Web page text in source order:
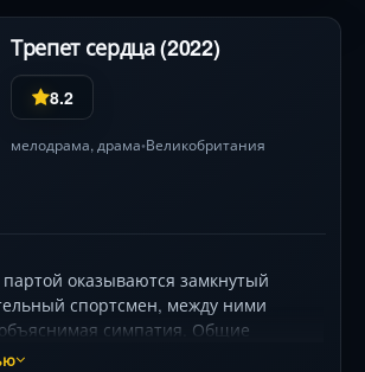
Трепет сердца (2022)
8.2
мелодрама, драма•Великобритания
партой оказываются замкнутый
спортсмен, между ними
симпатия. Общие
коридоры и регбийное поле